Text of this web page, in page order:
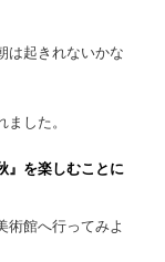
は起きれないかな
した。
』を楽しむことに
術館へ行ってみよ